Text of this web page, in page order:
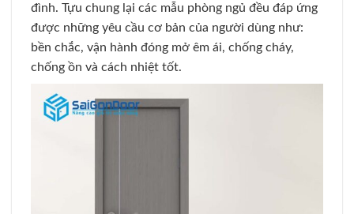
đình. Tựu chung lại các mẫu phòng ngủ đều đáp ứng
được những yêu cầu cơ bản của người dùng như:
bền chắc, vận hành đóng mở êm ái, chống cháy,
chống ồn và cách nhiệt tốt.